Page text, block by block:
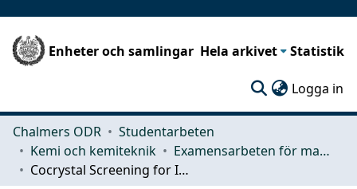
Enheter och samlingar Hela arkivet Statistik
Logga in
Chalmers ODR
Studentarbeten
Kemi och kemiteknik
Examensarbeten för masterexamen
Cocrystal Screening for Indapamide and Trifluoperazine